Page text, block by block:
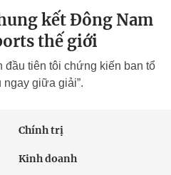
kết Đông Nam
thế giới
đầu tiên tôi chứng kiến ban tổ
giữa giải”.
Chính trị
Kinh doanh